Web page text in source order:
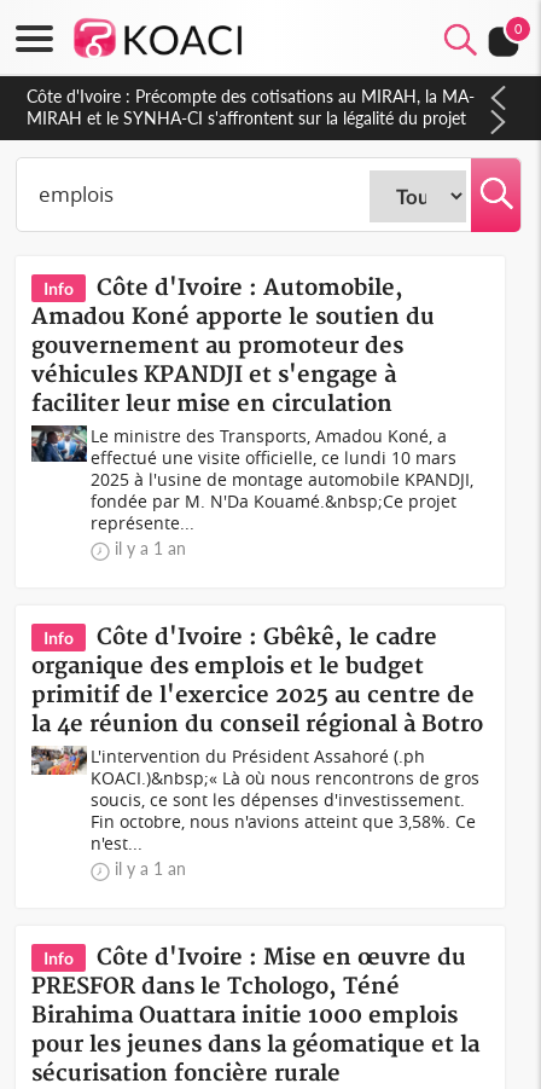
0
Côte d'Ivoire : Indépendance 2026, Thiam plaide pour un
environnement démocratique plus apaisé
Info
Côte d'Ivoire : Automobile,
Amadou Koné apporte le soutien du
gouvernement au promoteur des
véhicules KPANDJI et s'engage à
faciliter leur mise en circulation
Le ministre des Transports, Amadou Koné, a
effectué une visite officielle, ce lundi 10 mars
2025 à l'usine de montage automobile KPANDJI,
fondée par M. N'Da Kouamé.&nbsp;Ce projet
représente...
il y a 1 an
Info
Côte d'Ivoire : Gbêkê, le cadre
organique des emplois et le budget
primitif de l'exercice 2025 au centre de
la 4e réunion du conseil régional à Botro
L'intervention du Président Assahoré (.ph
KOACI.)&nbsp;« Là où nous rencontrons de gros
soucis, ce sont les dépenses d'investissement.
Fin octobre, nous n'avions atteint que 3,58%. Ce
n'est...
il y a 1 an
Info
Côte d'Ivoire : Mise en œuvre du
PRESFOR dans le Tchologo, Téné
Birahima Ouattara initie 1000 emplois
pour les jeunes dans la géomatique et la
sécurisation foncière rurale